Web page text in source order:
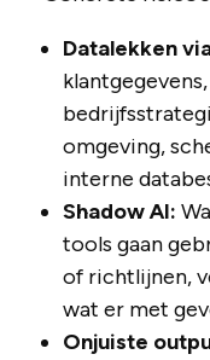
Datalekken
omgeving,
interne
Shadow AI:
tools gaan
of richtlijnen,
wat er met
Onjuiste